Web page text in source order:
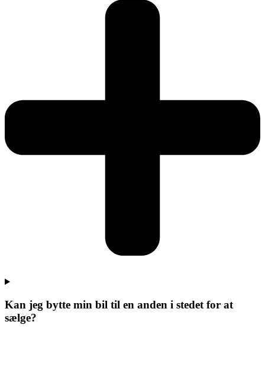
Kan jeg bytte min bil til en anden i stedet for at
sælge?